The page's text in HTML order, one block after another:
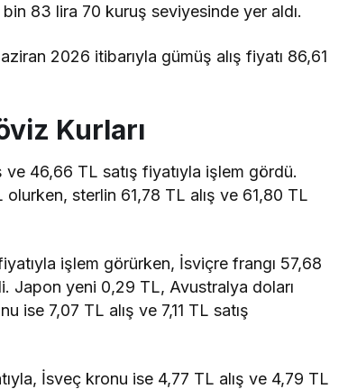
83 lira 70 kuruş seviyesinde yer aldı.
2026 itibarıyla gümüş alış fiyatı 86,61
Kurları
46,66 TL satış fiyatıyla işlem gördü.
olurken, sterlin 61,78 TL alış ve 61,80 TL
işlem görürken, İsviçre frangı 57,68
Japon yeni 0,29 TL, Avustralya doları
ise 7,07 TL alış ve 7,11 TL satış
İsveç kronu ise 4,77 TL alış ve 4,79 TL